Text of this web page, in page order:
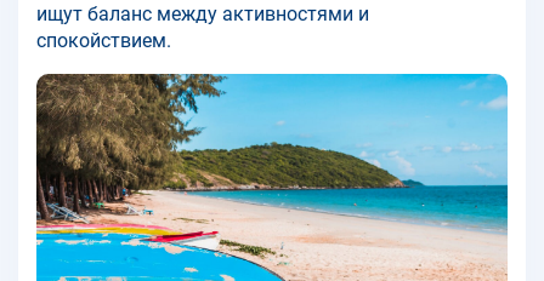
ищут баланс между активностями и
спокойствием.